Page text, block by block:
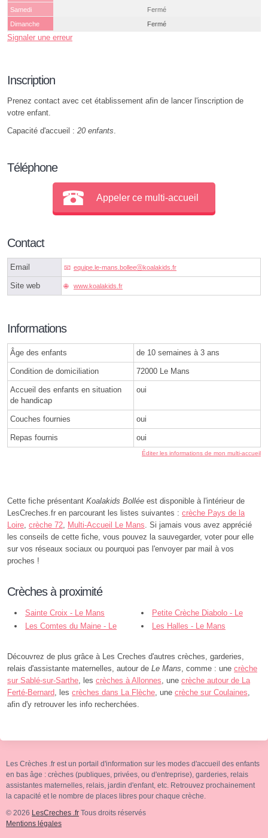
Samedi
Fermé
Dimanche
Fermé
Signaler une erreur
Inscription
Prenez contact avec cet établissement afin de lancer l'inscription de
votre enfant.
Capacité d'accueil : 20 enfants.
Téléphone
Appeler ce multi-accueil
Contact
Email equipe.le-mans.bolleeⓐkoalakids.fr
Site web www.koalakids.fr
Informations
Âge des enfants de 10 semaines à 3 ans
Condition de domiciliation 72000 Le Mans
Accueil des enfants en situation
de handicap
oui
Couches fournies oui
Repas fournis oui
Éditer les informations de mon multi-accueil
Cette fiche présentant Koalakids Bollée est disponible à l'intérieur de
LesCreches.fr en parcourant les listes suivantes : crèche Pays de la
Loire, crèche 72, Multi-Accueil Le Mans. Si jamais vous avez apprécié
les conseils de cette fiche, vous pouvez la sauvegarder, voter pour elle
sur vos réseaux sociaux ou pourquoi pas l'envoyer par mail à vos
proches !
Crèches à proximité
Sainte Croix - Le Mans
Petite Crèche Diabolo - Le
Mans
Les Comtes du Maine - Le
Les Halles - Le Mans
Découvrez de plus grâce à Les Creches d'autres crèches, garderies,
relais d'assistante maternelles, autour de Le Mans, comme : une crèche
sur Sablé-sur-Sarthe, les crèches à Allonnes, une crèche autour de La
Ferté-Bernard, les crèches dans La Flèche, une crèche sur Coulaines,
afin d'y retrouver les info recherchées.
Les Crèches .fr est un portail d'information sur les modes d'accueil des enfants
en bas âge : crèches (publiques, privées, ou d'entreprise), garderies, relais
assistantes maternelles, relais, jardin d'enfant, etc. Retrouvez prochainement
la capacité et le nombre de places libres pour chaque crèche.
© 2026 LesCreches .fr Tous droits réservés
Mentions légales